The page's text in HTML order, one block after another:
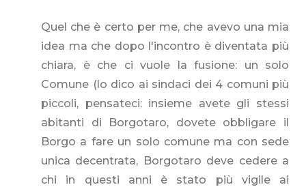
Quel che è certo per me, che avevo una mia
idea ma che dopo l'incontro è diventata più
chiara, è che ci vuole la fusione: un solo
Comune (lo dico ai sindaci dei 4 comuni più
piccoli, pensateci: insieme avete gli stessi
abitanti di Borgotaro, dovete obbligare il
Borgo a fare un solo comune ma con sede
unica decentrata, Borgotaro deve cedere a
chi in questi anni è stato più vigile ai